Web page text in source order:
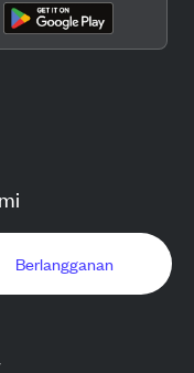
Berlangganan